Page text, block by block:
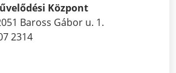
Központ
Baross Gábor u. 1.
2314